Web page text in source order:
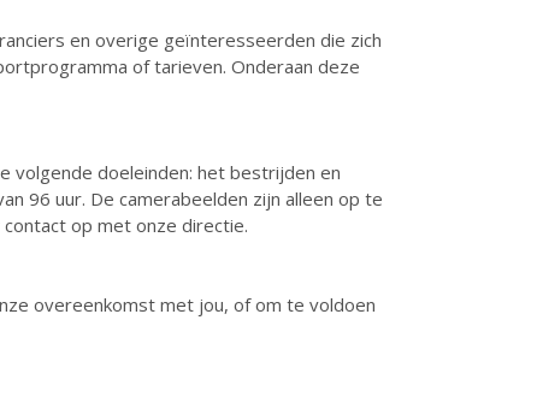
en overige geïnteresseerden die zich
of tarieven. Onderaan deze
volgende doeleinden: het bestrijden en
96 uur. De camerabeelden zijn alleen op te
op met onze directie.
overeenkomst met jou, of om te voldoen